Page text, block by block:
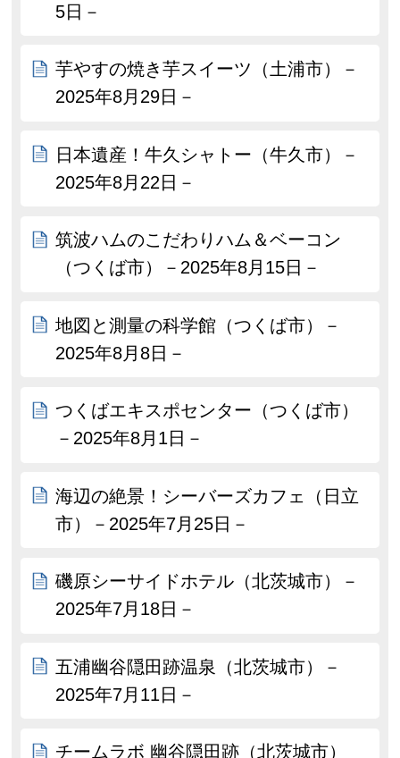
5日－
芋やすの焼き芋スイーツ（土浦市）－
2025年8月29日－
日本遺産！牛久シャトー（牛久市）－
2025年8月22日－
筑波ハムのこだわりハム＆ベーコン
（つくば市）－2025年8月15日－
地図と測量の科学館（つくば市）－
2025年8月8日－
つくばエキスポセンター（つくば市）
－2025年8月1日－
海辺の絶景！シーバーズカフェ（日立
市）－2025年7月25日－
磯原シーサイドホテル（北茨城市）－
2025年7月18日－
五浦幽谷隠田跡温泉（北茨城市）－
2025年7月11日－
チームラボ 幽谷隠田跡（北茨城市）